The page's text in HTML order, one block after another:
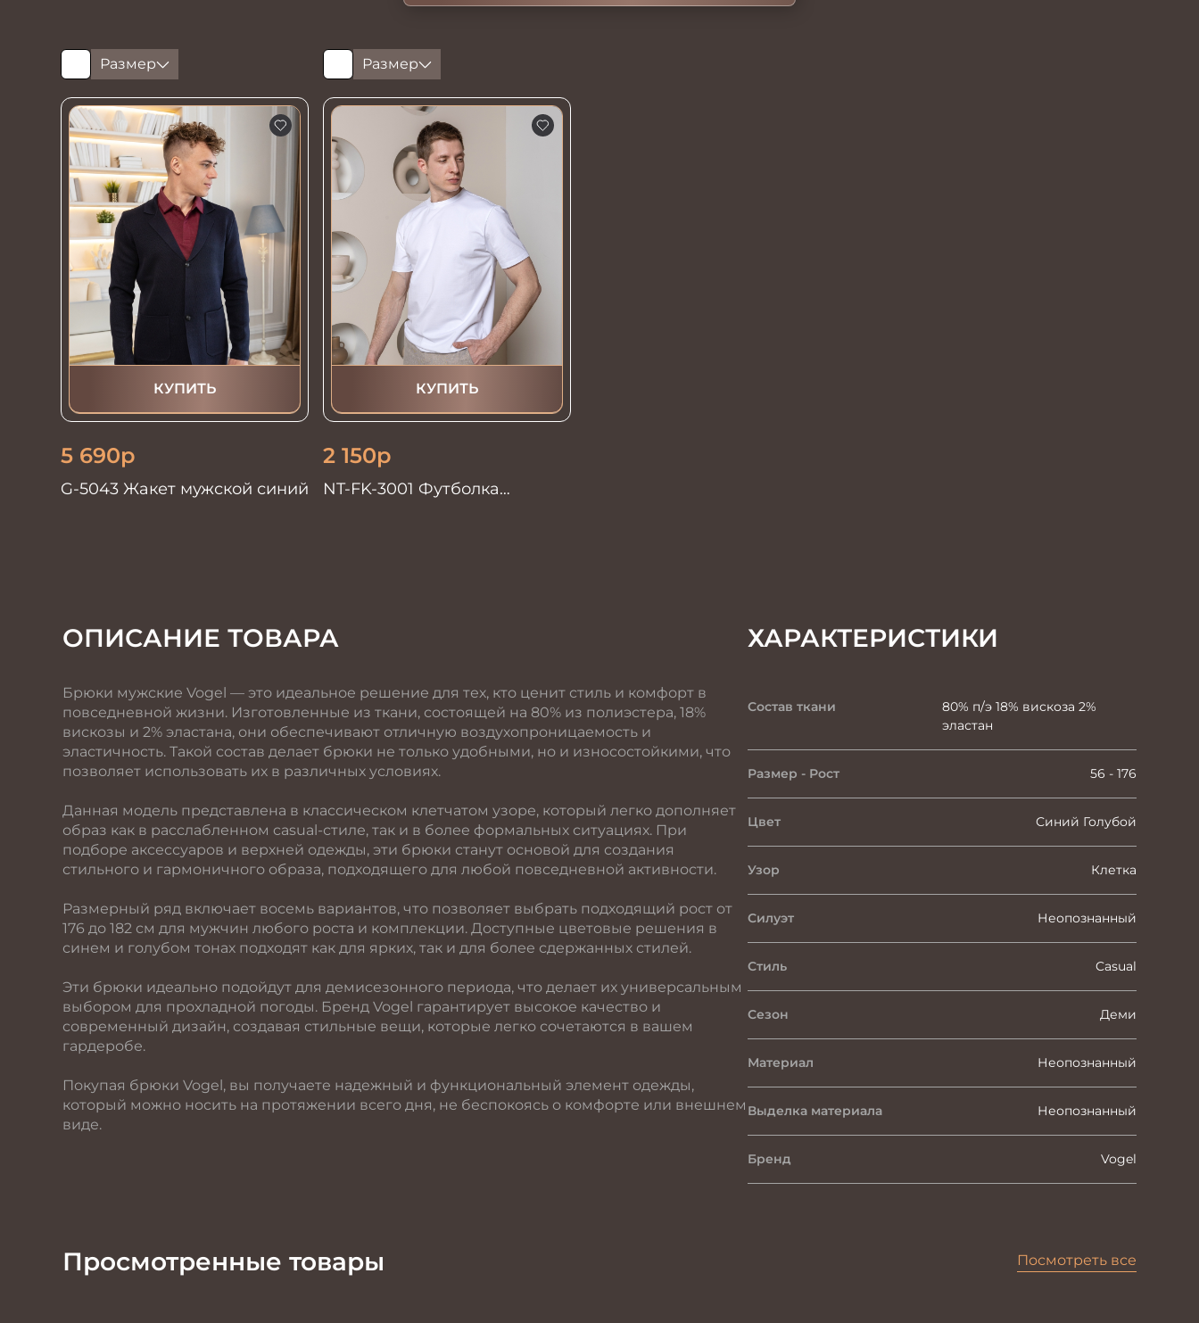
Размер
КУПИТЬ
5 690р
G-5043 Жакет мужской синий
Размер
КУПИТЬ
2 150р
NT-FK-3001 Футболка
ОПИСАНИЕ ТОВАРА
Брюки мужские Vogel — это идеальное решение для тех, кто ценит стиль и комфорт в
повседневной жизни. Изготовленные из ткани, состоящей на 80% из полиэстера, 18%
вискозы и 2% эластана, они обеспечивают отличную воздухопроницаемость и
эластичность. Такой состав делает брюки не только удобными, но и износостойкими, что
позволяет использовать их в различных условиях.
Данная модель представлена в классическом клетчатом узоре, который легко дополняет
образ как в расслабленном casual-стиле, так и в более формальных ситуациях. При
подборе аксессуаров и верхней одежды, эти брюки станут основой для создания
стильного и гармоничного образа, подходящего для любой повседневной активности.
Размерный ряд включает восемь вариантов, что позволяет выбрать подходящий рост от
176 до 182 см для мужчин любого роста и комплекции. Доступные цветовые решения в
синем и голубом тонах подходят как для ярких, так и для более сдержанных стилей.
Эти брюки идеально подойдут для демисезонного периода, что делает их универсальным
выбором для прохладной погоды. Бренд Vogel гарантирует высокое качество и
современный дизайн, создавая стильные вещи, которые легко сочетаются в вашем
гардеробе.
Покупая брюки Vogel, вы получаете надежный и функциональный элемент одежды,
который можно носить на протяжении всего дня, не беспокоясь о комфорте или внешнем
виде.
ХАРАКТЕРИСТИКИ
Состав ткани
80% п/э 18% вискоза 2%
эластан
Размер - Рост 56 - 176
Цвет Синий Голубой
Узор Клетка
Силуэт Неопознанный
Стиль Casual
Сезон Деми
Материал Неопознанный
Выделка материала Неопознанный
Бренд Vogel
Просмотренные товары Посмотреть все